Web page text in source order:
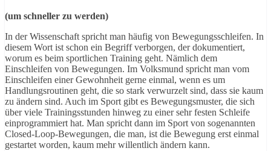
(um schneller zu werden)
In der Wissenschaft spricht man häufig von Bewegungsschleifen. In
diesem Wort ist schon ein Begriff verborgen, der dokumentiert,
worum es beim sportlichen Training geht. Nämlich dem
Einschleifen von Bewegungen. Im Volksmund spricht man vom
Einschleifen einer Gewohnheit gerne einmal, wenn es um
Handlungsroutinen geht, die so stark verwurzelt sind, dass sie kaum
zu ändern sind. Auch im Sport gibt es Bewegungsmuster, die sich
über viele Trainingsstunden hinweg zu einer sehr festen Schleife
einprogrammiert hat. Man spricht dann im Sport von sogenannten
Closed-Loop-Bewegungen, die man, ist die Bewegung erst einmal
gestartet worden, kaum mehr willentlich ändern kann.